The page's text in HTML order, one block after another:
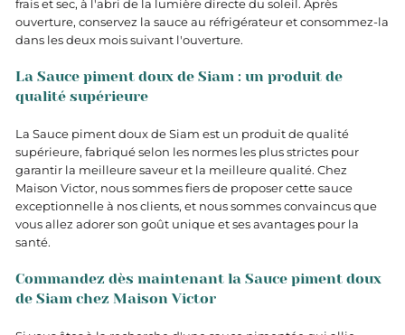
frais et sec, à l'abri de la lumière directe du soleil. Après
ouverture, conservez la sauce au réfrigérateur et consommez-la
dans les deux mois suivant l'ouverture.
La Sauce piment doux de Siam : un produit de
qualité supérieure
La Sauce piment doux de Siam est un produit de qualité
supérieure, fabriqué selon les normes les plus strictes pour
garantir la meilleure saveur et la meilleure qualité. Chez
Maison Victor, nous sommes fiers de proposer cette sauce
exceptionnelle à nos clients, et nous sommes convaincus que
vous allez adorer son goût unique et ses avantages pour la
santé.
Commandez dès maintenant la Sauce piment doux
de Siam chez Maison Victor